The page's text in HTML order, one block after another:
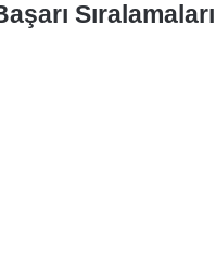
Sıralamaları